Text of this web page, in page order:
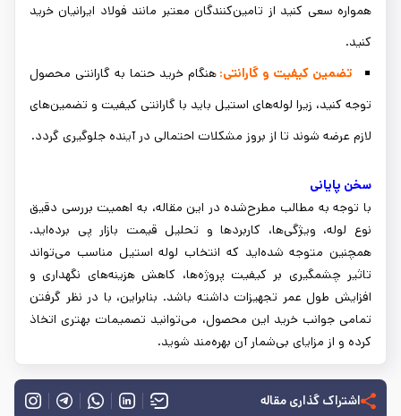
همواره سعی کنید از تامین‌کنندگان معتبر مانند فولاد ایرانیان خرید
کنید.
تضمین کیفیت و گارانتی:هنگام خرید حتما به گارانتی محصول
توجه کنید، زیرا لوله‌های استیل باید با گارانتی کیفیت و تضمین‌های
لازم عرضه شوند تا از بروز مشکلات احتمالی در آینده جلوگیری گردد.
سخن پایانی
با توجه به مطالب مطرح‌شده در این مقاله، به اهمیت بررسی دقیق
نوع لوله، ویژگی‌ها، کاربردها و تحلیل قیمت بازار پی برده‌اید.
همچنین متوجه شده‌اید که انتخاب لوله استیل مناسب می‌تواند
تاثیر چشمگیری بر کیفیت پروژه‌ها، کاهش هزینه‌های نگهداری و
افزایش طول عمر تجهیزات داشته باشد. بنابراین، با در نظر گرفتن
تمامی جوانب خرید این محصول، می‌توانید تصمیمات بهتری اتخاذ
کرده و از مزایای بی‌شمار آن بهره‌مند شوید.
اشتراک گذاری مقاله